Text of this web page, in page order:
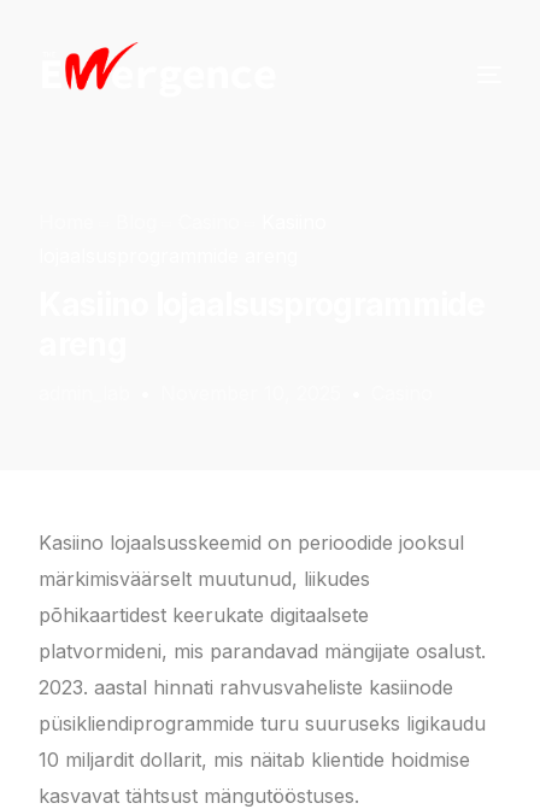
Kasiino lojaalsusskeemid on perioodide jooksul
märkimisväärselt muutunud, liikudes
põhikaartidest keerukate digitaalsete
platvormideni, mis parandavad mängijate osalust.
2023. aastal hinnati rahvusvaheliste kasiinode
püsikliendiprogrammide turu suuruseks ligikaudu
10 miljardit dollarit, mis näitab klientide hoidmise
kasvavat tähtsust mängutööstuses.